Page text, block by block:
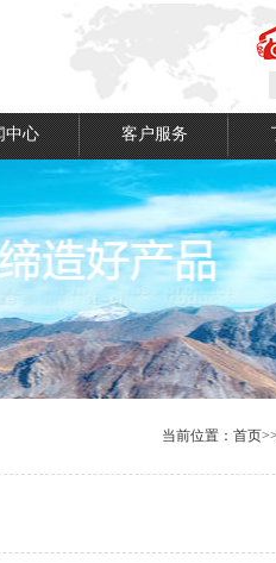
中心 客户服务
当前位置： 首页>>